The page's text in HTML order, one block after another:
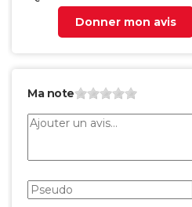
Donner mon avis
Ma note